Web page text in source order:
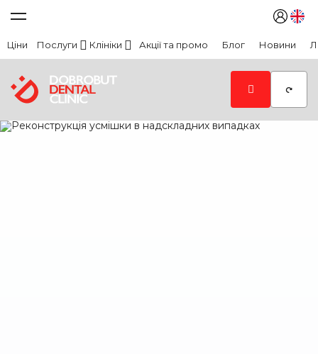
Ціни Послуги Клініки Акції та промо Блог Новини